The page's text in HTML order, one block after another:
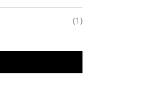
(1)